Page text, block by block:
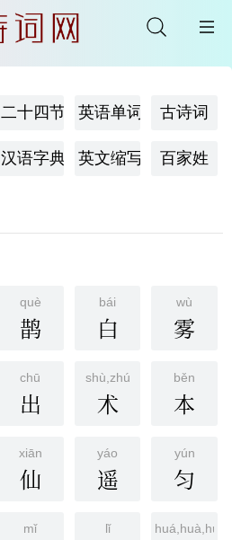
二十四节气英语单词 古诗词
汉语字典 英文缩写 百家姓
què
鹊
bái
白
wù
雾
chū
出
shù,zhú
术
běn
本
xiān
仙
yáo
遥
yún
匀
mǐ lǐ huá,huà,huā